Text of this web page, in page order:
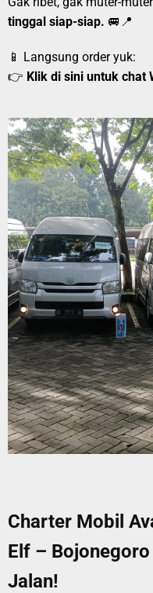
tinggal siap-siap. 🚐📍
📱 Langsung order yuk:
👉 Klik di sini untuk chat
Charter Mobil
Elf –
Jalan!